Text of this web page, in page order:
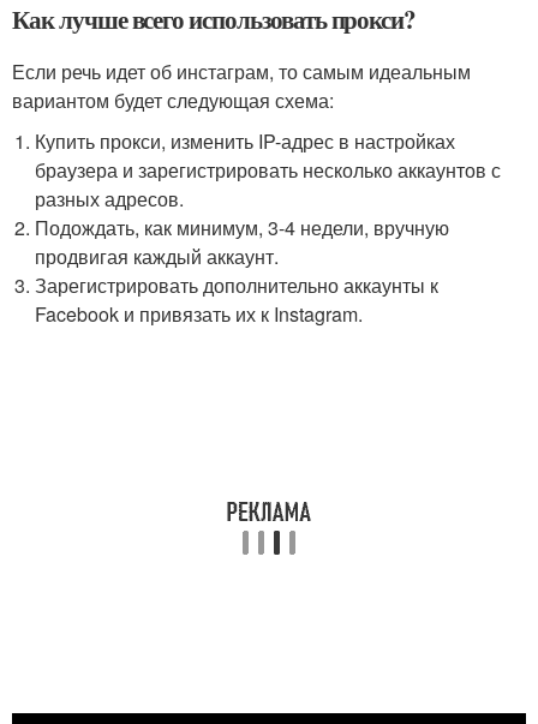
Как лучше всего использовать прокси?
Если речь идет об инстаграм, то самым идеальным
вариантом будет следующая схема:
Купить прокси, изменить IP-адрес в настройках
браузера и зарегистрировать несколько аккаунтов с
разных адресов.
Подождать, как минимум, 3-4 недели, вручную
продвигая каждый аккаунт.
Зарегистрировать дополнительно аккаунты к
Facebook и привязать их к Instagram.